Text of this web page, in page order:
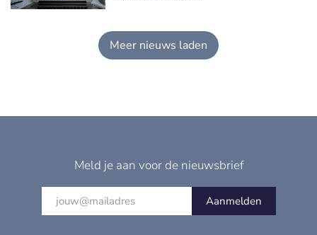
Meer nieuws laden
Meld je aan voor de nieuwsbrief
Aanmelden